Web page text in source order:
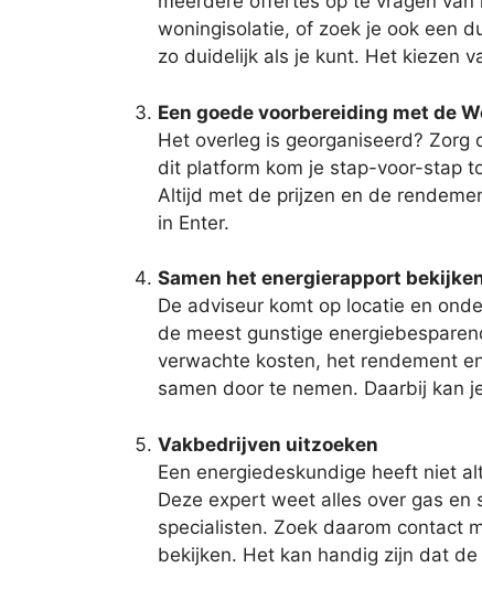
woningisolatie, of zoek je ook een
zo duidelijk als je kunt. Het kiezen
Een goede voorbereiding met de
Het overleg is georganiseerd?
dit platform kom je stap-voor-stap
Altijd met de prijzen en de
in Enter.
Samen het energierapport
De adviseur komt op locatie en
de meest gunstige
verwachte kosten, het rendement
samen door te nemen. Daarbij kan
Vakbedrijven uitzoeken
Een energiedeskundige heeft niet
Deze expert weet alles over gas
specialisten. Zoek daarom contact
bekijken. Het kan handig zijn dat